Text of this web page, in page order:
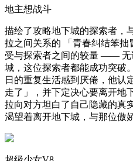
地主想战斗
描绘了攻略地下城的探索者，
拉之间关系的 「青春纠结笨
受与探索者之间的较量 —— 无
城，这位探索者都能成功突破
日的重复生活感到厌倦，他认
走了」，并下定决心要离开地
拉向对方坦白了自己隐藏的
渴望着离开地下城，与那位傲